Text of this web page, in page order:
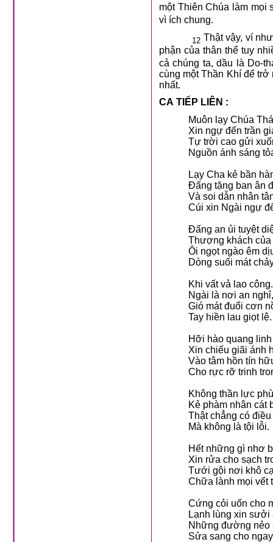
một Thiên Chúa làm mọi
vì ích chung.
12 Thật vậy, ví
phận của thân thể tuy
cả chúng ta, dầu là Do-
cùng một Thần Khí để trở
nhất.
CA TIẾP LIÊN :
Muôn lạy Chúa
Xin ngự đến trần
Tự trời cao gửi
Nguồn ánh sáng
Lạy Cha kẻ bần
Đấng tặng ban ân
Và soi dẫn nhân
Cúi xin Ngài ngự
Đấng an ủi tuyệt
Thượng khách của
Ôi ngọt ngào êm
Dòng suối mát
Khi vất vả lao công.
Ngài là nơi an nghỉ,
Gió mát đuổi cơn
Tay hiền lau giọt lệ.
Hỡi hào quang
Xin chiếu giãi ánh
Vào tâm hồn tín
Cho rực rỡ trinh
Không thần lực
Kẻ phàm nhân cát
Thật chẳng có
Mà không là tội lỗi.
Hết những gì nhơ
Xin rửa cho sạch
Tưới gội nơi khô
Chữa lành mọi vết
Cứng cỏi uốn cho
Lạnh lùng xin sưởi
Những đường nẻo
Sửa sang cho